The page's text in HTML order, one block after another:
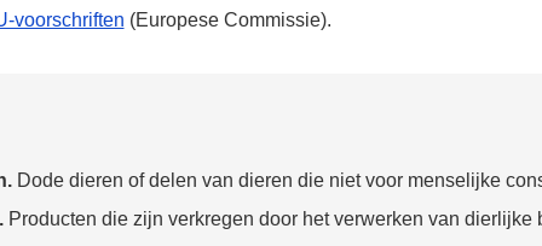
voorschriften (Europese Commissie).
Dode dieren of delen van dieren die niet voor menselijke
Producten die zijn verkregen door het verwerken van dierlijke